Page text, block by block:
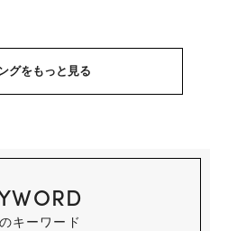
グをもっと見る
キーワード